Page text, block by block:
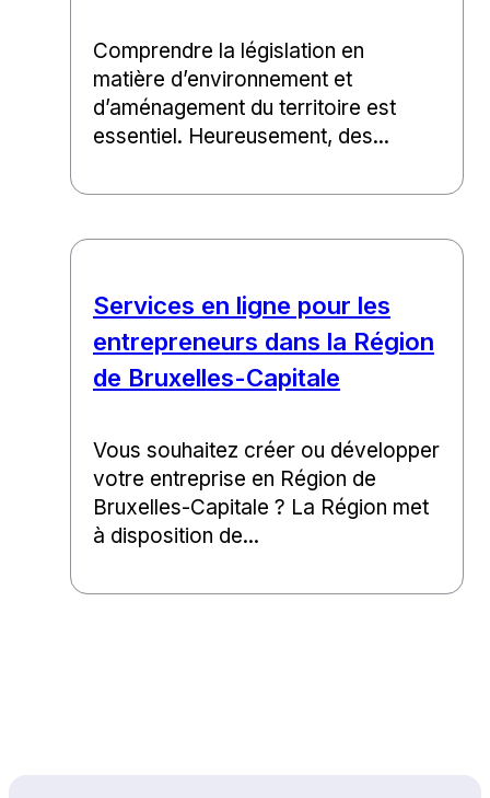
Comprendre la législation en
matière d’environnement et
d’aménagement du territoire est
essentiel. Heureusement, des...
Services en ligne pour les
entrepreneurs dans la Région
de Bruxelles-Capitale
Vous souhaitez créer ou développer
votre entreprise en Région de
Bruxelles-Capitale ? La Région met
à disposition de...